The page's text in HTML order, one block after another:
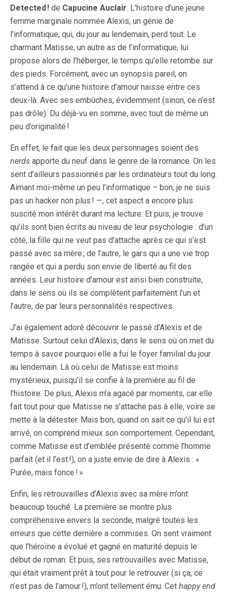
Detected ! de Capucine Auclair. L’histoire d’une jeune
femme marginale nommée Alexis, un génie de
l’informatique, qui, du jour au lendemain, perd tout. Le
charmant Matisse, un autre as de l’informatique, lui
propose alors de l’héberger, le temps qu’elle retombe sur
des pieds. Forcément, avec un synopsis pareil, on
s’attend à ce qu’une histoire d’amour naisse entre ces
deux-là. Avec ses embûches, évidemment (sinon, ce n’est
pas drôle). Du déjà-vu en somme, avec tout de même un
peu d’originalité !
En effet, le fait que les deux personnages soient des
nerds apporte du neuf dans le genre de la romance. On les
sent d’ailleurs passionnés par les ordinateurs tout du long.
Aimant moi-même un peu l’informatique – bon, je ne suis
pas un hacker non plus ! —, cet aspect a encore plus
suscité mon intérêt durant ma lecture. Et puis, je trouve
qu’ils sont bien écrits au niveau de leur psychologie : d’un
côté, la fille qui ne veut pas d’attache après ce qui s’est
passé avec sa mère ; de l’autre, le gars qui a une vie trop
rangée et qui a perdu son envie de liberté au fil des
années. Leur histoire d’amour est ainsi bien construite,
dans le sens où ils se complètent parfaitement l’un et
l’autre, de par leurs personnalités respectives.
J’ai également adoré découvrir le passé d’Alexis et de
Matisse. Surtout celui d’Alexis, dans le sens où on met du
temps à savoir pourquoi elle a fui le foyer familial du jour
au lendemain. Là où celui de Matisse est moins
mystérieux, puisqu’il se confie à la première au fil de
l’histoire. De plus, Alexis m’a agacé par moments, car elle
fait tout pour que Matisse ne s’attache pas à elle, voire se
mette à la détester. Mais bon, quand on sait ce qu’il lui est
arrivé, on comprend mieux son comportement. Cependant,
comme Matisse est d’emblée présenté comme l’homme
parfait (et il l’est !), on a juste envie de dire à Alexis : «
Purée, mais fonce ! »
Enfin, les retrouvailles d’Alexis avec sa mère m’ont
beaucoup touché. La première se montre plus
compréhensive envers la seconde, malgré toutes les
erreurs que cette dernière a commises. On sent vraiment
que l’héroïne a évolué et gagné en maturité depuis le
début de roman. Et puis, ses retrouvailles avec Matisse,
qui était vraiment prêt à tout pour le retrouver (si ça, ce
n’est pas de l’amour !), m’ont tellement ému. Cet happy end